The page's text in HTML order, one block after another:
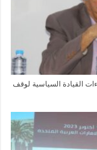
القيادة السياسية لوقف